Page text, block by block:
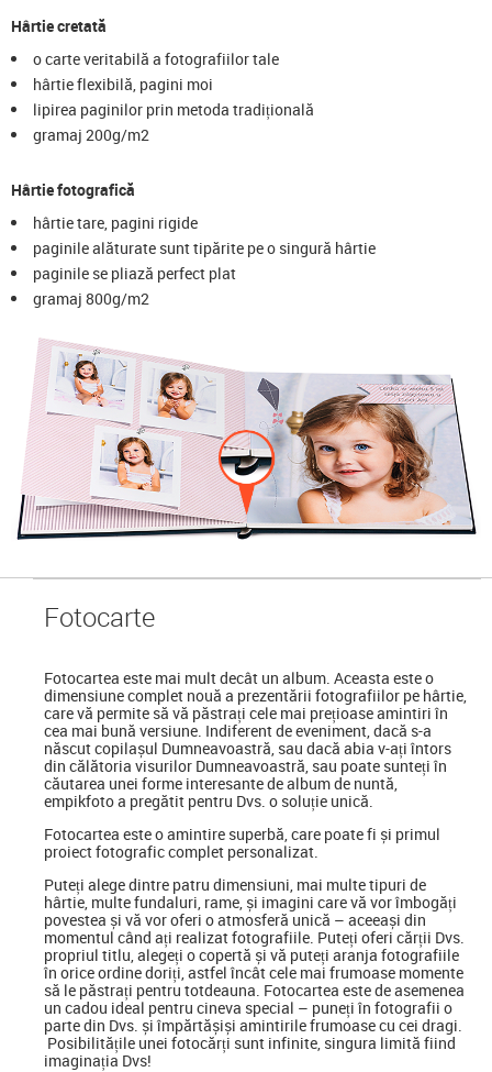
Hârtie cretată
o carte veritabilă a fotografiilor tale
hârtie flexibilă, pagini moi
lipirea paginilor prin metoda tradițională
gramaj 200g/m2
Hârtie fotografică
hârtie tare, pagini rigide
paginile alăturate sunt tipărite pe o singură hârtie
paginile se pliază perfect plat
gramaj 800g/m2
Fotocarte
Fotocartea este mai mult decât un album. Aceasta este o
dimensiune complet nouă a prezentării fotografiilor pe hârtie,
care vă permite să vă păstrați cele mai prețioase amintiri în
cea mai bună versiune. Indiferent de eveniment, dacă s-a
născut copilașul Dumneavoastră, sau dacă abia v-ați întors
din călătoria visurilor Dumneavoastră, sau poate sunteți în
căutarea unei forme interesante de album de nuntă,
empikfoto a pregătit pentru Dvs. o soluție unică.
Fotocartea este o amintire superbă, care poate fi și primul
proiect fotografic complet personalizat.
Puteți alege dintre patru dimensiuni, mai multe tipuri de
hârtie, multe fundaluri, rame, și imagini care vă vor îmbogăți
povestea și vă vor oferi o atmosferă unică – aceeași din
momentul când ați realizat fotografiile. Puteți oferi cărții Dvs.
propriul titlu, alegeți o copertă și vă puteți aranja fotografiile
în orice ordine doriți, astfel încât cele mai frumoase momente
să le păstrați pentru totdeauna. Fotocartea este de asemenea
un cadou ideal pentru cineva special – puneți în fotografii o
parte din Dvs. și împărtășiși amintirile frumoase cu cei dragi.
Posibilitățile unei fotocărți sunt infinite, singura limită fiind
imaginația Dvs!